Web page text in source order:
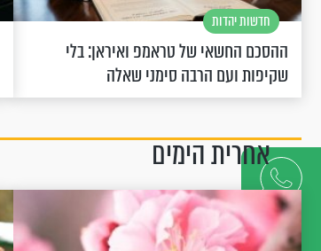
דברו
איתנו
חדשות יהדות
ההסכם החשאי של טראמפ ואיראן: בלי
שקיפות ועם הרבה סימני שאלה
אחרית הימים